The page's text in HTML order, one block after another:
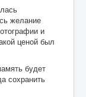
желание
и
ценой был
будет
сохранить